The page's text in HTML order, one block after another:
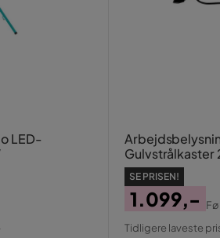
LED-
Gulvstrålkaster
SE PRISEN!
Pris
1.099,-
Original
Tidligere laveste